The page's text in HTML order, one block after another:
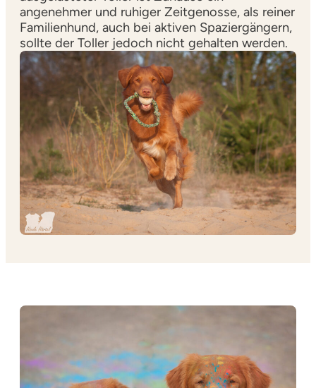
angenehmer und ruhiger Zeitgenosse, als reiner
Familienhund, auch bei aktiven Spaziergängern,
sollte der Toller jedoch nicht gehalten werden.